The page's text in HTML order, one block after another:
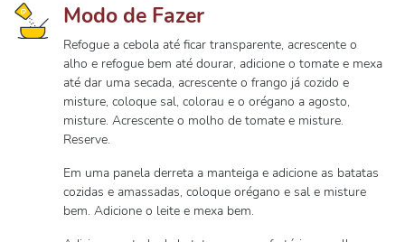
Modo de Fazer
Refogue a cebola até ficar transparente, acrescente o
alho e refogue bem até dourar, adicione o tomate e mexa
até dar uma secada, acrescente o frango já cozido e
misture, coloque sal, colorau e o orégano a agosto,
misture. Acrescente o molho de tomate e misture.
Reserve.
Em uma panela derreta a manteiga e adicione as batatas
cozidas e amassadas, coloque orégano e sal e misture
bem. Adicione o leite e mexa bem.